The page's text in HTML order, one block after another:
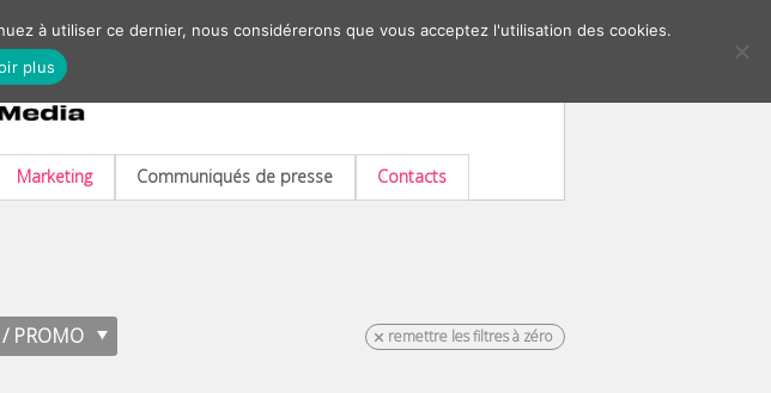
Marketing Communiqués de presse Contacts
PROMO remettre les filtres à zéro
à utiliser ce dernier, nous considérerons que vous acceptez l'utilisation des cookies.
plus